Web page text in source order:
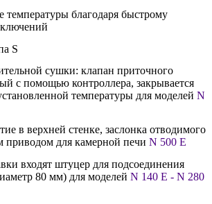
температуры благодаря быстрому
S
сушки: клапан приточного
с помощью контроллера, закрывается
температуры для моделей N
в верхней стенке, заслонка отводимого
приводом для камерной печи N 500 E
входят штуцер для подсоединения
80 мм) для моделей N 140 E - N 280